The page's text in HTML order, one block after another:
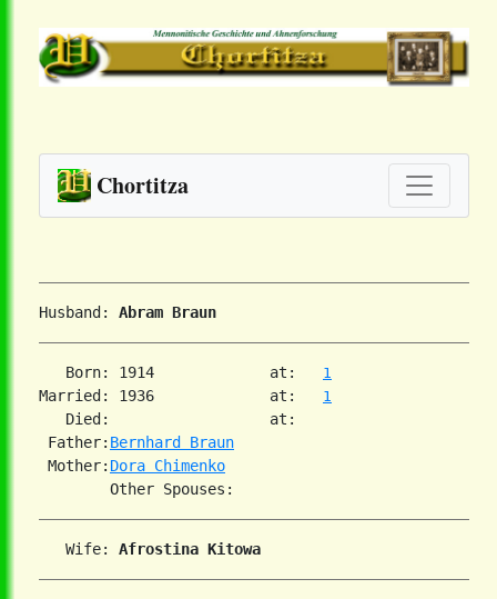
Chortitza
Husband: Abram Braun
   Born: 1914             at:
1
Married: 1936             at: 1
   Died:                  at:
Father: Bernhard Braun
Mother: Dora Chimenko
   Wife:
Afrostina Kitowa